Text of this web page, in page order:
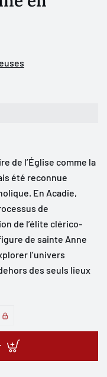
de l’Église comme la
été reconnue
En Acadie,
de
de l’élite clérico-
de sainte Anne
l’univers
des seuls lieux